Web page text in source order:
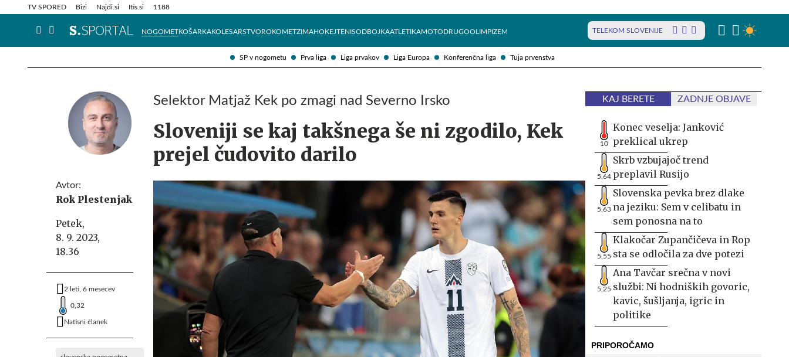
SP v nogometu Prva liga Liga prvakov Liga Europa Konferenčna liga Tuja prvenstva
TV SPORED Bizi Najdi.si Itis.si 1188
NOGOMETKOŠARKAKOLESARSTVOROKOMETZIMAHOKEJTENISODBOJKAATLETIKAMOTODRUGOOLIMPIZEM TELEKOM SLOVENIJE
Info in obvestila Tehnik
Avtor:
Rok Plestenjak
Petek,
8. 9. 2023,
18.36
2 leti, 6 mesecev
0,32
Natisni članek
Selektor Matjaž Kek po zmagi nad Severno Irsko
Sloveniji se kaj takšnega še ni zgodilo, Kek
prejel čudovito darilo
KAJ BERETE ZADNJE OBJAVE
10
Konec veselja: Janković
preklical ukrep
5,64
Skrb vzbujajoč trend
preplavil Rusijo
5,63
Slovenska pevka brez dlake
na jeziku: Sem v celibatu in
sem ponosna na to
5,55
Klakočar Zupančičeva in Rop
sta se odločila za dve potezi
5,25
Ana Tavčar srečna v novi
službi: Ni hodniških govoric,
kavic, šušljanja, igric in
politike